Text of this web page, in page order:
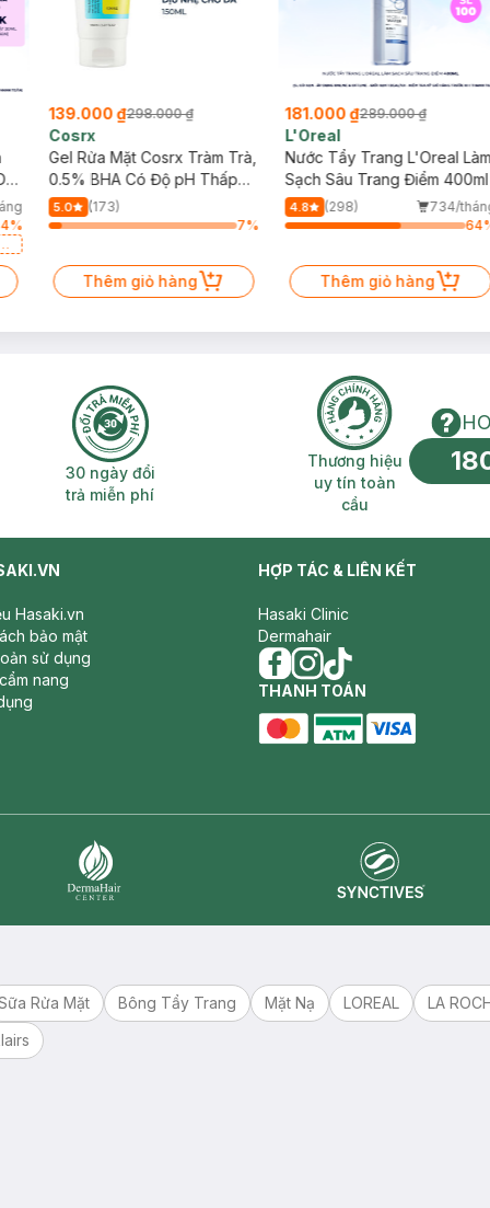
%
139.000 ₫298.000 ₫
Cosrx
Gel Rửa Mặt Cosrx Tràm Trà,
0.5% BHA Có Độ pH Thấp
150ml
5.0
(173)
7%
Thêm giỏ hàng
181.000 ₫289.000 ₫
L'Oreal
Nước Tẩy Trang L'Oreal Làm
Sạch Sâu Trang Điểm 400ml
4.8 (298)
734/
64
Thêm giỏ hàng
30 ngày đổi trả miễn phí
30 ngày đổi
trả miễn phí
Thương hiệu uy
Thương hiệu
uy tín toàn
cầu
Hasaki.vn
bảo mật
sử dụng
nang
HỢP TÁC & LIÊN KẾT
Hasaki Clinic
Dermahair
facebook
instagram
tiktok
THANH TOÁN
Rửa Mặt Bông Tẩy Trang Mặt Nạ LOREAL LA